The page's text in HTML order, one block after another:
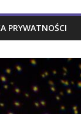
PRYWATNOŚCI